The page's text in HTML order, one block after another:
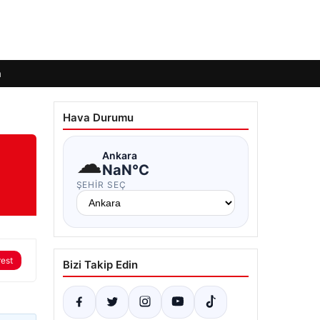
Hava Durumu
☁Ankara
NaN°C
ŞEHIR SEÇ
Bizi Takip Edin